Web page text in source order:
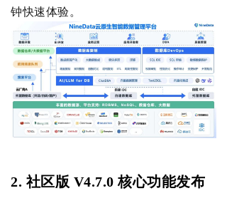
钟快速体验。
2. 社区版 V4.7.0核心功能发布